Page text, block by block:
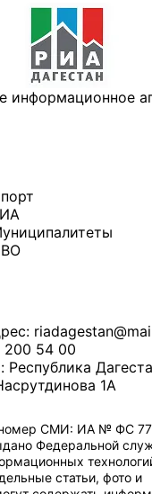
информационное
200 54 00
1А
номер СМИ: ИА № ФС 77
Федеральной
статьи, фото и